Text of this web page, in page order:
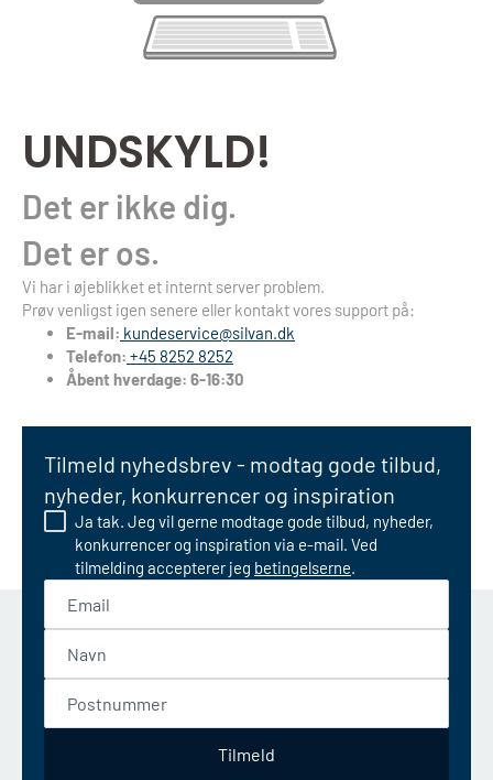
UNDSKYLD!
Det er ikke dig.
Det er os.
Vi har i øjeblikket et internt server problem.
Prøv venligst igen senere eller kontakt vores support på:
E-mail: kundeservice@silvan.dk
Telefon: +45 8252 8252
Åbent hverdage: 6-16:30
Tilmeld nyhedsbrev - modtag gode tilbud,
nyheder, konkurrencer og inspiration
Ja tak. Jeg vil gerne modtage gode tilbud, nyheder,
konkurrencer og inspiration via e-mail. Ved
tilmelding accepterer jeg betingelserne.
Tilmeld